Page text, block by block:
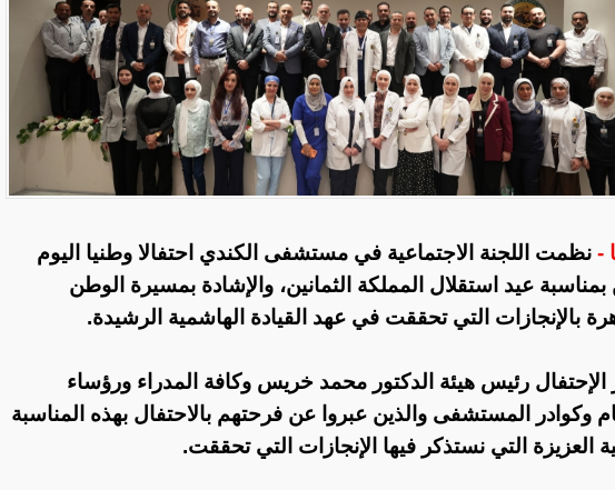
- نظمت اللجنة الاجتماعية في مستشفى الكندي احتفالا وطنيا اليوم
بمناسبة عيد استقلال المملكة الثمانين، والإشادة بمسيرة الوطن
بالإنجازات التي تحققت في عهد القيادة الهاشمية الرشيدة.
رئيس هيئة الدكتور محمد خريس وكافة المدراء ورؤساء
وكوادر المستشفى والذين عبروا عن فرحتهم بالاحتفال بهذه المناسبة
العزيزة التي نستذكر فيها الإنجازات التي تحققت.